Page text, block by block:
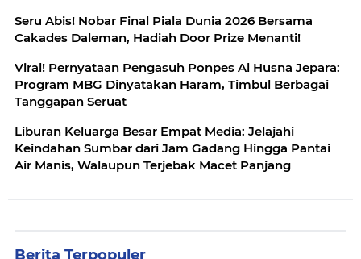
Seru Abis! Nobar Final Piala Dunia 2026 Bersama
Cakades Daleman, Hadiah Door Prize Menanti!
Viral! Pernyataan Pengasuh Ponpes Al Husna Jepara:
Program MBG Dinyatakan Haram, Timbul Berbagai
Tanggapan Seruat
Liburan Keluarga Besar Empat Media: Jelajahi
Keindahan Sumbar dari Jam Gadang Hingga Pantai
Air Manis, Walaupun Terjebak Macet Panjang
Berita Terpopuler